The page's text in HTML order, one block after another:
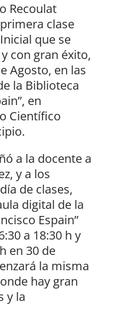
Recoulat
clase
que se
con gran éxito,
Agosto, en las
la Biblioteca
en
Científico
a la docente a
y a los
de clases,
digital de la
Espain”
a 18:30 h y
en 30 de
la misma
hay gran
y la